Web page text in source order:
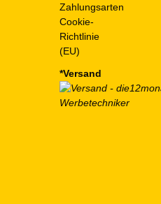
Zahlungsarten
Cookie-
Richtlinie
(EU)
*Versand